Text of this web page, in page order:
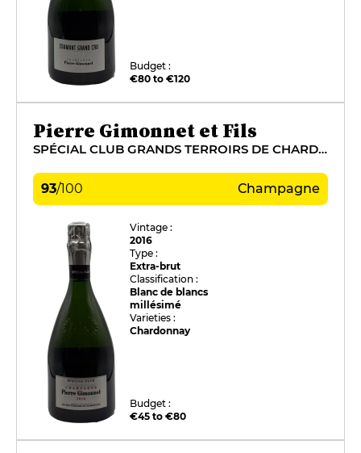
Budget :
€80 to €120
Pierre Gimonnet et Fils
SPÉCIAL CLUB GRANDS TERROIRS DE CHARDONNAY
93/100 Champagne
Vintage :
2016
Type :
Extra-brut
Classification :
Blanc de blancs
millésimé
Varieties :
Chardonnay
Budget :
€45 to €80